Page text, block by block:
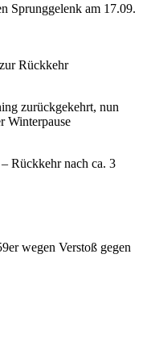
Sprunggelenk am 17.09.
Rückkehr
zurückgekehrt, nun
Winterpause
Rückkehr nach ca. 3
wegen Verstoß gegen